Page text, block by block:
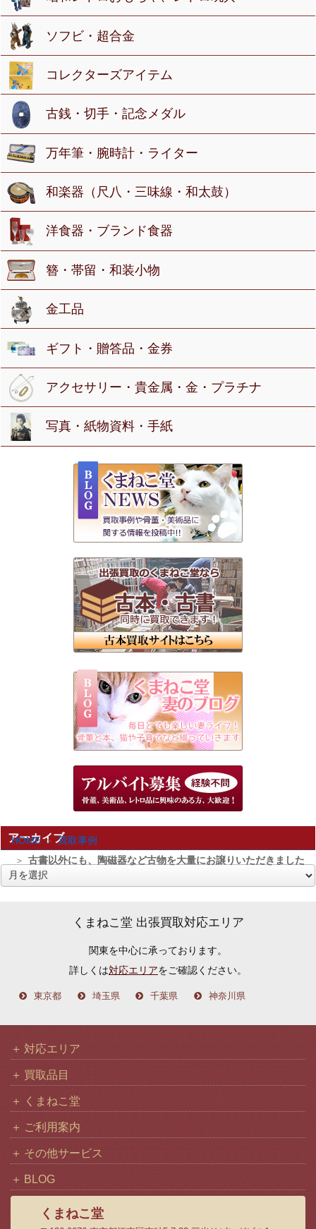
HOME
買取事例
古書以外にも、陶磁器など古物を大量にお譲りいただきました
ソフビ・超合金
コレクターズアイテム
古銭・切手・記念メダル
万年筆・腕時計・ライター
和楽器（尺八・三味線・和太鼓）
洋食器・ブランド食器
簪・帯留・和装小物
金工品
ギフト・贈答品・金券
アクセサリー・貴金属・金・プラチナ
写真・紙物資料・手紙
アーカイブ
くまねこ堂 出張買取対応エリア
関東を中心に承っております。
詳しくは対応エリアをご確認ください。
東京都 埼玉県 千葉県 神奈川県
対応エリア
買取品目
くまねこ堂
ご利用案内
その他サービス
BLOG
くまねこ堂